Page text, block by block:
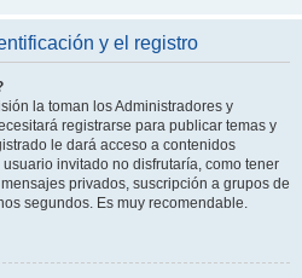
y el registro
la toman los Administradores y
registrarse para publicar temas y
le dará acceso a contenidos
invitado no disfrutaría, como tener
privados, suscripción a grupos de
segundos. Es muy recomendable.